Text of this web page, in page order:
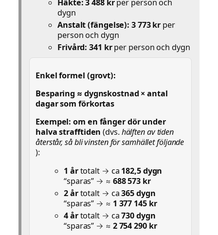
Häkte:3 488 krper person och
dygn
Anstalt (fängelse): 3 773 kr per
person och dygn
Frivård: 341 krper person och dygn
Enkel formel (grovt):
Besparing ≈ dygnskostnad × antal
dagar som förkortas
Exempel: om en fånger dör under
halva strafftiden (dvs.hälften av tiden
återstår, så bli vinsten för samhället följande
):
1 årtotalt → ca 182,5 dygn
“sparas” → ≈ 688 573 kr
2 årtotalt → ca365 dygn
“sparas” → ≈ 1 377 145 kr
4 årtotalt → ca730 dygn
“sparas” → ≈ 2 754 290 kr